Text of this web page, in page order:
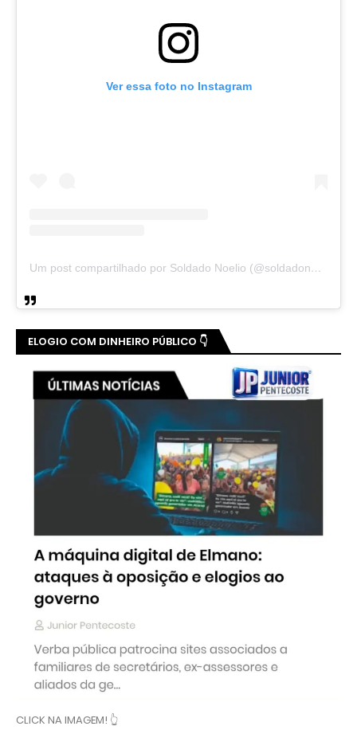
Ver essa foto no Instagram
Um post compartilhado por Soldado Noelio (@soldadonoelio)
ELOGIO COM DINHEIRO PÚBLICO 👇
CLICK NA IMAGEM! 👆